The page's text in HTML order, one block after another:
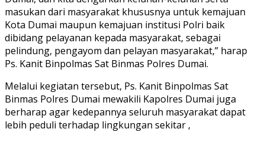
masukan dari masyarakat khususnya untuk kemajuan
Kota Dumai maupun kemajuan institusi Polri baik
dibidang pelayanan kepada masyarakat, sebagai
pelindung, pengayom dan pelayan masyarakat,” harap
Ps. Kanit Binpolmas Sat Binmas Polres Dumai.
Melalui kegiatan tersebut, Ps. Kanit Binpolmas Sat
Binmas Polres Dumai mewakili Kapolres Dumai juga
berharap agar kedepannya seluruh masyarakat dapat
lebih peduli terhadap lingkungan sekitar ,